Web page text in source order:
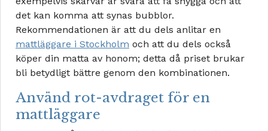
det kan komma att synas bubblor.
Rekommendationen är att du dels anlitar en
mattläggare i Stockholm och att du dels också
köper din matta av honom; detta då priset brukar
bli betydligt bättre genom den kombinationen.
Använd rot-avdraget för en
mattläggare